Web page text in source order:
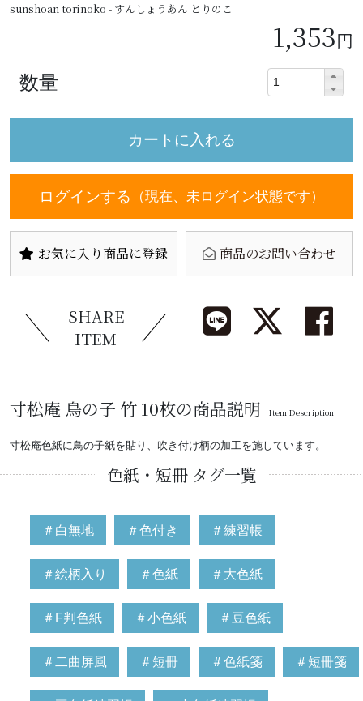
sunshoan torinoko - すんしょうあん とりのこ
1,353円
数量
ログインする （現在、未ログイン状態です）
お気に入り商品に登録 商品のお問い合わせ
SHARE
ITEM
寸松庵 鳥の子 竹 10枚の商品説明 Item Description
寸松庵色紙に鳥の子紙を貼り、吹き付け柄の加工を施しています。
色紙・短冊 タグ一覧
＃白無地 ＃色付き ＃練習帳
＃絵柄入り ＃色紙 ＃大色紙
＃F判色紙 ＃小色紙 ＃豆色紙
＃二曲屏風 ＃短冊 ＃色紙箋 ＃短冊箋